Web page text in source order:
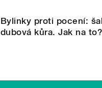
Bylinky proti pocení:
dubová kůra. Jak na to?